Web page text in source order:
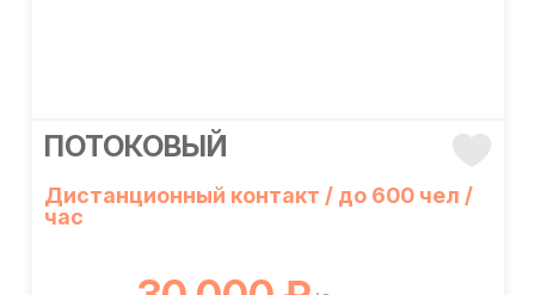
ПОТОКОВЫЙ
Дистанционный контакт / до 600 чел /
час